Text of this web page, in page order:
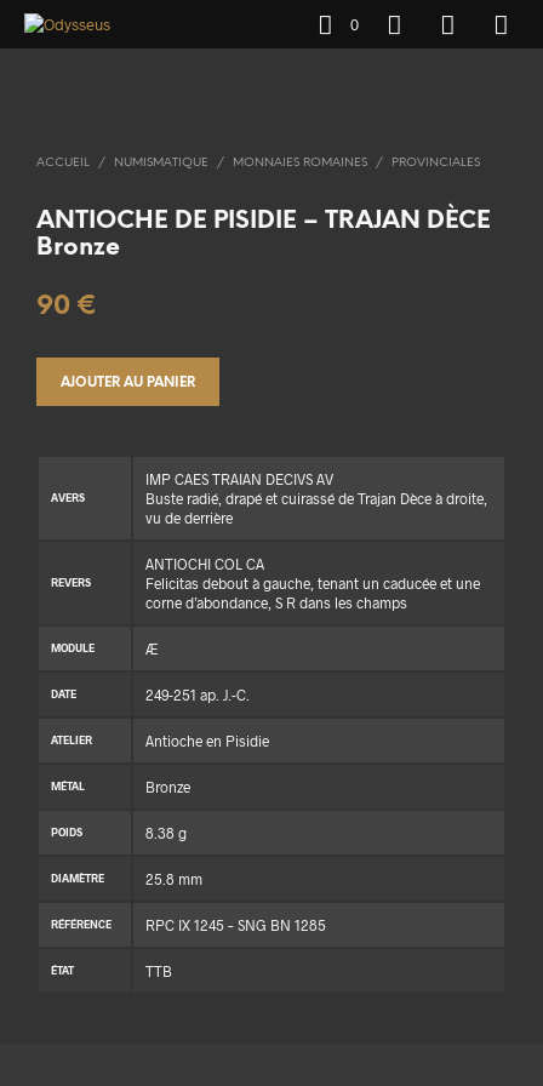
0
ACCUEIL / NUMISMATIQUE / MONNAIES ROMAINES / PROVINCIALES
ANTIOCHE DE PISIDIE – TRAJAN DÈCE
Bronze
90 €
AJOUTER AU PANIER
AVERS
IMP CAES TRAIAN DECIVS AV
Buste radié, drapé et cuirassé de Trajan Dèce à droite,
vu de derrière
REVERS
ANTIOCHI COL CA
Felicitas debout à gauche, tenant un caducée et une
corne d’abondance, S R dans les champs
MODULE Æ
DATE 249-251 ap. J.-C.
ATELIER Antioche en Pisidie
MÉTAL Bronze
POIDS 8.38 g
DIAMÈTRE 25.8 mm
RÉFÉRENCE RPC IX 1245 – SNG BN 1285
ÉTAT TTB